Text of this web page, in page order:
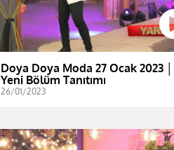
Doya Doya Moda 27 Ocak 2023 │
Yeni Bölüm Tanıtımı
26/01/2023